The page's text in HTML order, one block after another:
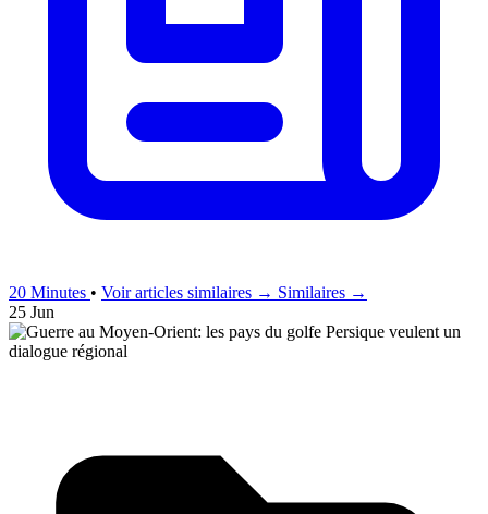
20 Minutes • Voir articles similaires → Similaires →
25 Jun